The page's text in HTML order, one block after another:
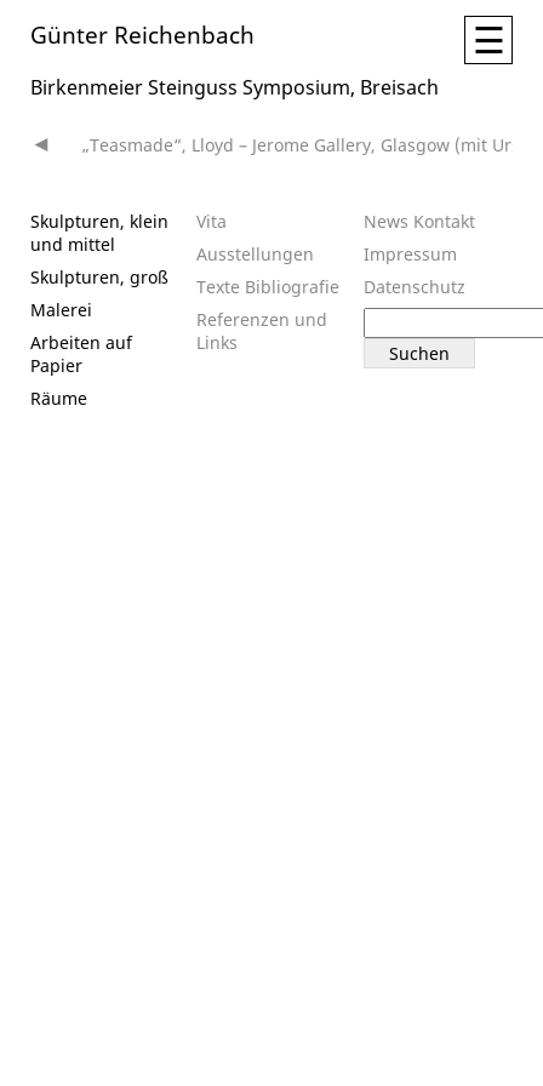
Günter Reichenbach ☰
Birkenmeier Steinguss Symposium, Breisach
Beitragsnavigation
„Teasmade“, Lloyd – Jerome Gallery, Glasgow (mit
Skulpturen, klein
und mittel
Skulpturen, groß
Malerei
Arbeiten auf
Papier
Räume
Vita
Ausstellungen
Texte Bibliografie
Referenzen und
Links
News Kontakt
Impressum
Datenschutz
nach: